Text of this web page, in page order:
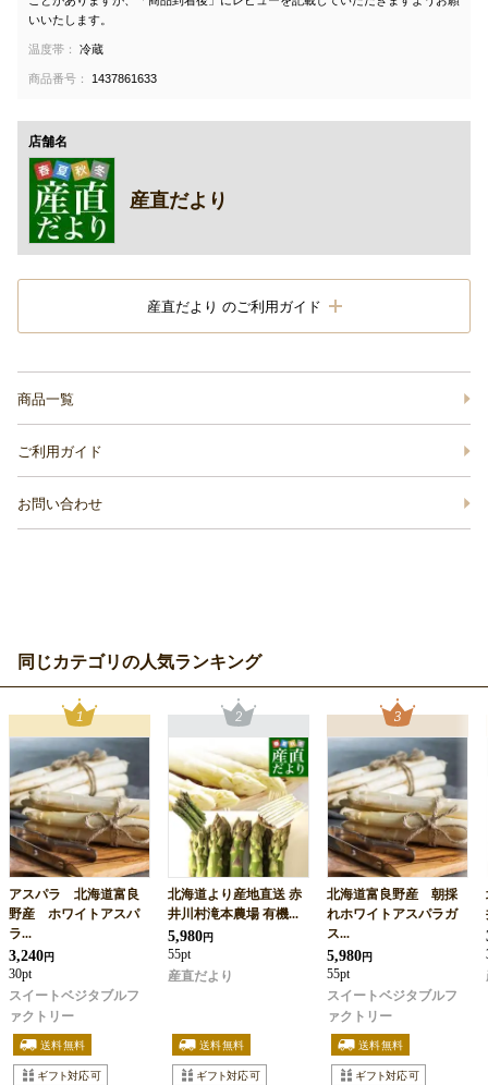
いいたします。
温度帯： 冷蔵
商品番号： 1437861633
店舗名
産直だより
産直だより のご利用ガイド
商品一覧
ご利用ガイド
お問い合わせ
同じカテゴリの人気ランキング
アスパラ 北海道富良
野産 ホワイトアスパ
ラ...
3,240円
30pt
スイートベジタブルフ
ァクトリー
北海道より産地直送 赤
井川村滝本農場 有機...
5,980円
55pt
産直だより
北海道富良野産 朝採
れホワイトアスパラガ
ス...
5,980円
55pt
スイートベジタブルフ
ァクトリー